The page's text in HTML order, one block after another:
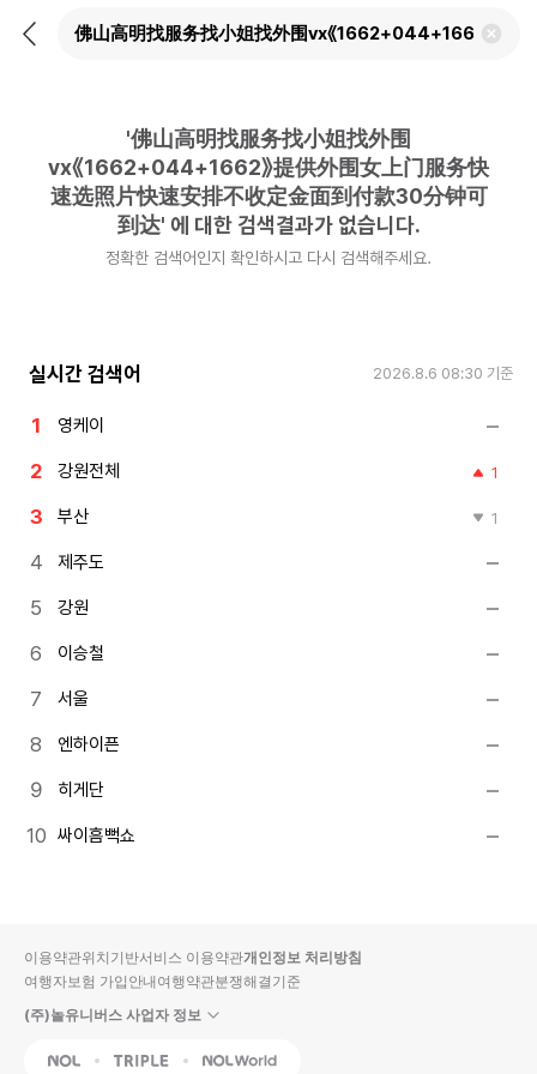
뒤
검
'佛山高明找服务找小姐找外围
vx《1662+044+1662》提供外围女上门服务快
速选照片快速安排不收定金面到付款30分钟可
到达' 에 대한 검색결과가 없습니다.
정확한 검색어인지 확인하시고 다시 검색해주세요.
실시간 검색어 2026.8.6 08:30 기준
영케이
강원전체 1
부산 1
제주도
강원
이승철
서울
엔하이픈
히게단
싸이흠뻑쇼
이용약관위치기반서비스 이용약관개인정보 처리방침
여행자보험 가입안내여행약관분쟁해결기준
(주)놀유니버스 사업자 정보
NOL Triple Interpark Global